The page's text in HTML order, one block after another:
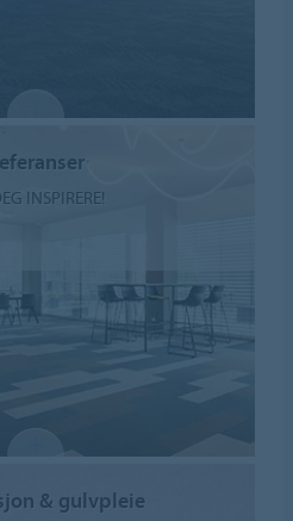
INSPIRERE!
& gulvpleie